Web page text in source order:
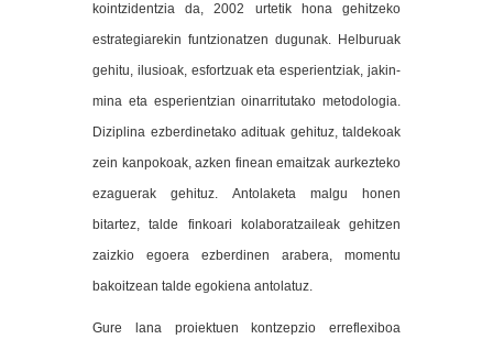
kointzidentzia da, 2002 urtetik hona gehitzeko
estrategiarekin funtzionatzen dugunak. Helburuak
gehitu, ilusioak, esfortzuak eta esperientziak, jakin-
mina eta esperientzian oinarritutako metodologia.
Diziplina ezberdinetako adituak gehituz, taldekoak
zein kanpokoak, azken finean emaitzak aurkezteko
ezaguerak gehituz. Antolaketa malgu honen
bitartez, talde finkoari kolaboratzaileak gehitzen
zaizkio egoera ezberdinen arabera, momentu
bakoitzean talde egokiena antolatuz.
Gure lana proiektuen kontzepzio erreflexiboa